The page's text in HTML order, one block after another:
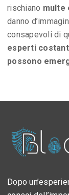
rischiano multe
danno
consapevoli di
esperti
possono
Dopo